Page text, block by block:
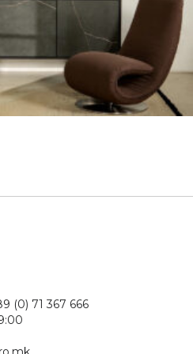
n.1
(0) 71 367 666